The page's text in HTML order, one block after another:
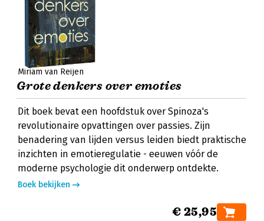
Miriam van Reijen
Grote denkers over emoties
Dit boek bevat een hoofdstuk over Spinoza's
revolutionaire opvattingen over passies. Zijn
benadering van lijden versus leiden biedt praktische
inzichten in emotieregulatie - eeuwen vóór de
moderne psychologie dit onderwerp ontdekte.
Boek bekijken
€ 25,95